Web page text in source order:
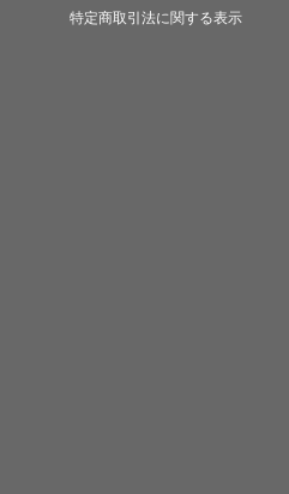
特定商取引法に関する表示